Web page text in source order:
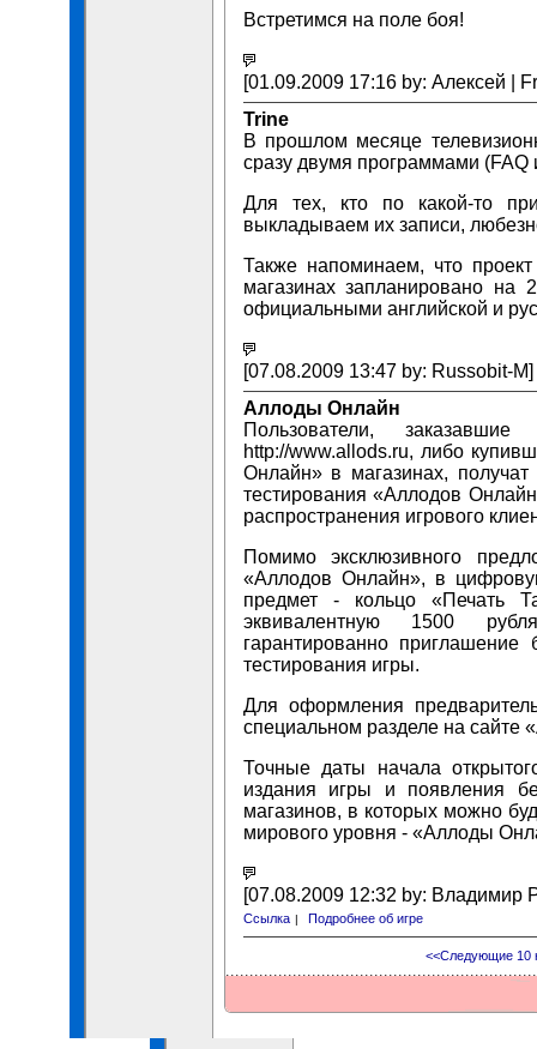
Встретимся на поле боя!
[01.09.2009 17:16 by: Алексей |
Trine
В прошлом месяце
сразу двумя программами
Для тех, кто по какой-то
выкладываем их записи,
Также напоминаем, что
магазинах запланировано на
официальными английской и
[07.08.2009 13:47 by: Russobit-M]
Аллоды Онлайн
Пользователи,
http://www.allods.ru, либо
Онлайн» в магазинах,
тестирования «Аллодов
распространения игрового
Помимо эксклюзивного
«Аллодов Онлайн», в
предмет - кольцо «Печать
эквивалентную 1500
гарантированно
тестирования игры.
Для оформления
специальном разделе на сайте
Точные даты начала
издания игры и появления
магазинов, в которых можно
мирового уровня - «Аллоды
[07.08.2009 12:32 by: Владимир
Ссылка | Подробнее об игре
<<Следующие 10